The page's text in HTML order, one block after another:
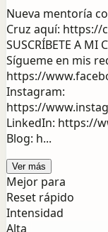
Nueva mentoría
Cruz aquí:
SUSCRÍBETE A MI
Sígueme en mis
https://
Instagram:
https://
LinkedIn: https://
Blog: h...
Ver más
Mejor para
Reset rápido
Intensidad
Alta